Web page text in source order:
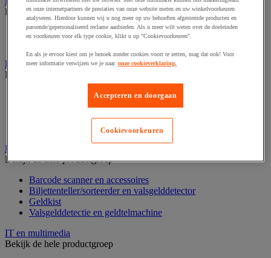
Bekijk de hele productgroep
Deurnaambord
Folderrek en -houder
Bekijk de hele productgroep
Mobiel folderrek
Tafel folderstandaard
Inname en beheer van geld
Bekijk de hele productgroep
Barcode scanner en accessoires
Biljettenteller/sorteerder en valsgelddetector
Geldkist
Valsgelddetectie en geldtelmachine
IT en multimedia
Bekijk de hele productgroep
en onze internetpartners de prestaties van onze website meten en uw winkelvoorkeuren
analyseren. Hierdoor kunnen wij u nog meer op uw behoeften afgestemde producten en
passende/gepersonaliseerd reclame aanbieden. Als u meer wilt weten over de doeleinden
en voorkeuren voor elk type cookie, klikt u op "Cookievoorkeuren".
En als je ervoor kiest om je bezoek zonder cookies voort te zetten, mag dat ook! Voor
meer informatie verwijzen we je naar onze cookieverklaring.
Accepteren en doorgaan
Cookievoorkeuren